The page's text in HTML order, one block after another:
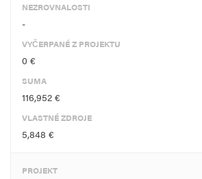
NEZROVNALOSTI
-
VYČERPANÉ Z PROJEKTU
0 €
SUMA
116,952 €
VLASTNÉ ZDROJE
5,848 €
PROJEKT